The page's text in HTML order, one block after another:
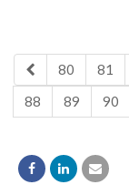
80 81
88
89 90